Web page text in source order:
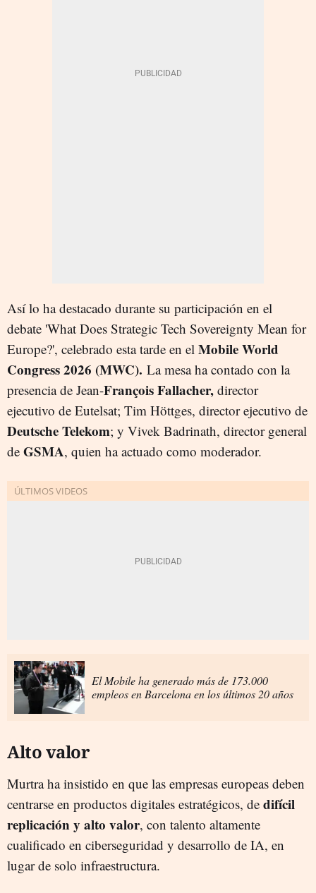
Así lo ha destacado durante su participación en el
debate 'What Does Strategic Tech Sovereignty Mean for
Europe?', celebrado esta tarde en el Mobile World
Congress 2026 (MWC). La mesa ha contado con la
presencia de Jean-François Fallacher, director
ejecutivo de Eutelsat; Tim Höttges, director ejecutivo de
Deutsche Telekom; y Vivek Badrinath, director general
de GSMA, quien ha actuado como moderador.
El Mobile ha generado más de 173.000
empleos en Barcelona en los últimos 20 años
Alto valor
Murtra ha insistido en que las empresas europeas deben
centrarse en productos digitales estratégicos, de difícil
replicación y alto valor, con talento altamente
cualificado en ciberseguridad y desarrollo de IA, en
lugar de solo infraestructura.